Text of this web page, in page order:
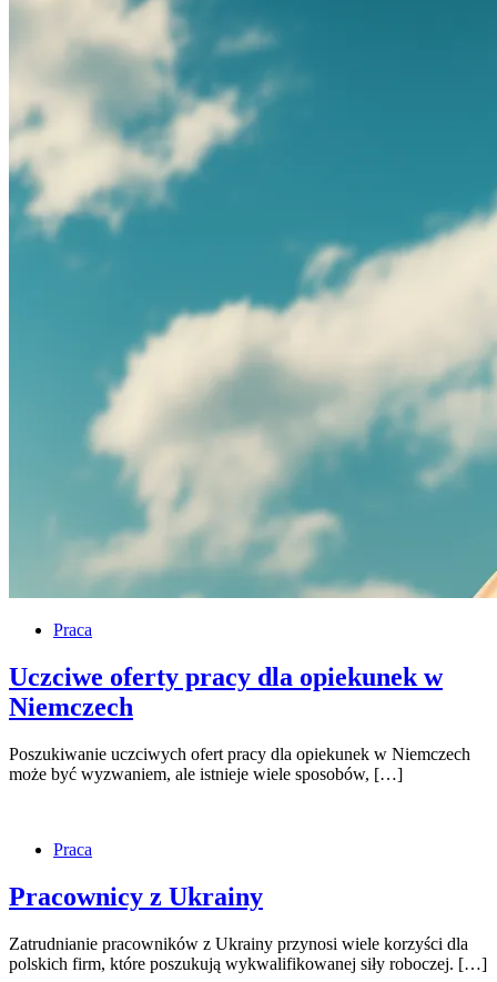
Praca
Uczciwe oferty pracy dla opiekunek w
Niemczech
Poszukiwanie uczciwych ofert pracy dla opiekunek w Niemczech
może być wyzwaniem, ale istnieje wiele sposobów, […]
Praca
Pracownicy z Ukrainy
Zatrudnianie pracowników z Ukrainy przynosi wiele korzyści dla
polskich firm, które poszukują wykwalifikowanej siły roboczej. […]